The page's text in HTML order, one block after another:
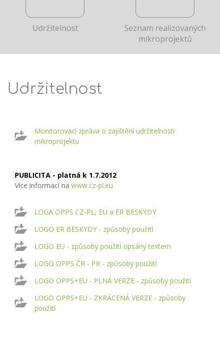
Udržitelnost
Seznam realizovaných
mikroprojektů
Udržitelnost
Monitorovací zpráva o zajištění udržitelnosti
mikroprojektu
PUBLICITA - platná k 1.7.2012
Více informací na www.cz-pl.eu
LOGA OPPS CZ-PL, EU a ER BESKYDY
LOGO ER BESKYDY - způsoby použití
LOGO EU - způsoby použití opsány textem
LOGO OPPS ČR - PR - způsoby použití
LOGO OPPS+EU - PLNÁ VERZE - způsoby použití
LOGO OPPS+EU - ZKRÁCENÁ VERZE - způsoby
použití